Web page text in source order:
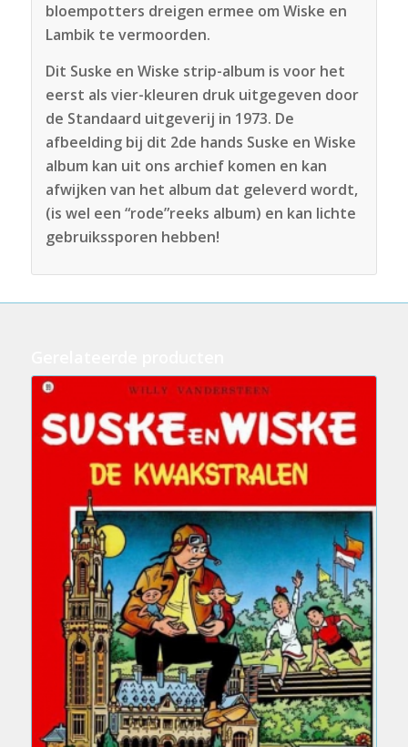
bloempotters dreigen ermee om Wiske en
Lambik te vermoorden.
Dit Suske en Wiske strip-album is voor het
eerst als vier-kleuren druk uitgegeven door
de Standaard uitgeverij in 1973. De
afbeelding bij dit 2de hands Suske en Wiske
album kan uit ons archief komen en kan
afwijken van het album dat geleverd wordt,
(is wel een “rode”reeks album) en kan lichte
gebruikssporen hebben!